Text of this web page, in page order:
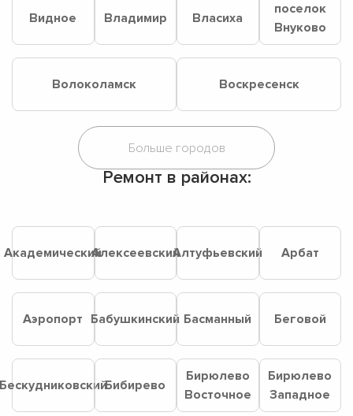
Видное Владимир Власиха
поселок
Внуково
Волоколамск Воскресенск
Ремонт в районах:
АкадемическийАлексеевскийАлтуфьевский Арбат
Аэропорт Бабушкинский Басманный Беговой
Бибирево
Бирюлево
Восточное
Бирюлево
Западное